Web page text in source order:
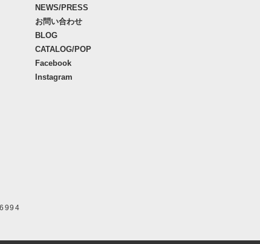
NEWS/PRESS
お問い合わせ
BLOG
CATALOG/POP
Facebook
Instagram